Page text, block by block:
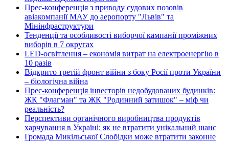
Прес-конференція з приводу судових позовів
авіакомпанії МАУ до аеропорту "Львів" та
Мінінфраструктури
Тенденції та особливості виборчої кампанії проміжних
виборів в 7 округах
LED-освітлення – економія витрат на електроенергію в
10 разів
Відкрито третій фронт війни з боку Росії проти України
– біологічна війна
Прес-конференція інвесторів недобудованих будинків:
ЖК "Флагман" та ЖК "Родинний затишок" – міф чи
реальність?
Перспективи органічного виробництва продуктів
харчування в Україні: як не втратити унікальний шанс
Громада Микільської Слобідки може втратити законне